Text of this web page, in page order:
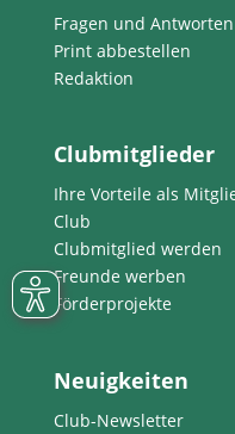
Fragen und Antworten
Print abbestellen
Redaktion
Clubmitglieder
Ihre Vorteile als
Club
Clubmitglied werden
Freunde werben
Förderprojekte
Neuigkeiten
Club-Newsletter